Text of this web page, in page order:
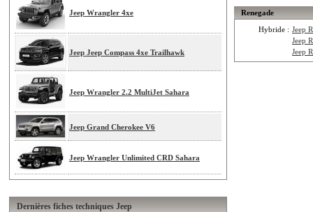
Jeep Wrangler 4xe
Jeep Jeep Compass 4xe Trailhawk
Jeep Wrangler 2.2 MultiJet Sahara
Jeep Grand Cherokee V6
Jeep Wrangler Unlimited CRD Sahara
Dernières fiches techniques Jeep
Renegade
Hybride : Jeep
Jeep
Jeep